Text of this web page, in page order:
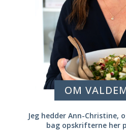
OM
Jeg hedder Ann-Christine,
bag opskrifterne her